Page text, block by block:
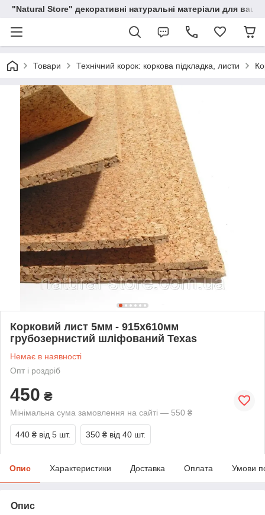
"Natural Store" декоративні натуральні матеріали для
Товари Технічний корок: коркова підкладка, листи
Корковий лист 5мм - 915х610мм
грубозернистий шліфований Texas
Немає в наявності
Опт і роздріб
450 ₴
Мінімальна сума замовлення на сайті — 550 ₴
440 ₴ від 5 шт. 350 ₴ від 40 шт.
Опис Характеристики Доставка Оплата Умови
Опис